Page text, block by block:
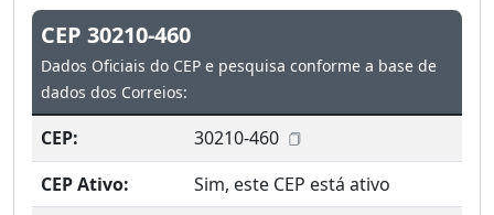
CEP 30210-460
Dados Oficiais do CEP e pesquisa conforme a base de
dados dos Correios:
CEP:
30210-460
CEP Ativo:
Sim, este CEP está ativo